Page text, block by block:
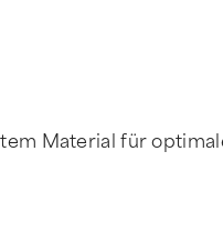
Material für